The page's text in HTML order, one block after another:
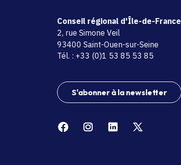
Conseil régional d'Île-de-France
adresse
2, rue Simone Veil
code postal et commune
93400 Saint-Ouen-sur-Seine
Tél. : +33 (0)1 53 85 53 85
S'abonner à la newsletter
FacebookInstagramLinkedin